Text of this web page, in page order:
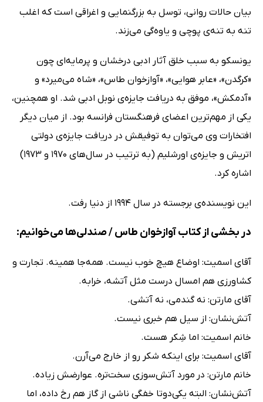
بیان حالات روانی، توسل به بزرگنمایی و اغراقی است که اغلب
تنه به تنه‌ی پوچی و یاوه‌گی می‌زند.
یونسکو به سبب خلق آثار ادبی درخشان و پرمایه‌ای چون
«کرگدن»، «عابر هوایی»، «آوازخوان طاس»، «شاه می‌میرد» و
«آدمکش»، موفق به دریافت جایزه‌ی نوبل ادبی شد. او همچنین،
یکی از مهم‌ترین اعضای فرهنگستان فرانسه بود. از میان دیگر
افتخارات وی می‌توان به توفیقش در دریافت جایزه‌ی دولتی
اتریش و جایزه‌ی اورشلیم (به ترتیب در سال‌های 1970 و 1973)
اشاره کرد.
این نویسنده‌ی برجسته در سال 1994 از دنیا رفت.
در بخشی از کتاب آوازخوان طاس / صندلی‌ها می‌خوانیم:
آقای اسمیت: اوضاع هیچ خوب نیست. همه‌جا همینه. تجارت و
کشاورزی هم امسال درست مثل آتشه، خرابه.
آقای مارتن: نه گندمی، نه آتشی.
آتش‌نشان: از سیل هم خبری نیست.
خانم اسمیت: اما شِکر هست.
آقای اسمیت: برای اینکه شکر رو از خارج می‌آرن.
خانم مارتن: در مورد آتش‌سوزی سخت‌تره. عوارضش زیاده.
آتش‌نشان: البته یکی‌دوتا خفگی ناشی از گاز هم رخ داده، اما